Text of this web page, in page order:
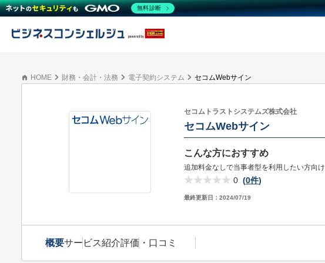
HOME 財務・会計・法務 電子契約システム セコムWebサイン
セコムトラストシステムズ株式会社
セコムWebサイン
こんな方におすすめ
追加料金なしで当事者型を利用したい方向け
0 (0件)
最終更新日： 2024/07/19
概要サービス紹介評価・口コミ
無料診断